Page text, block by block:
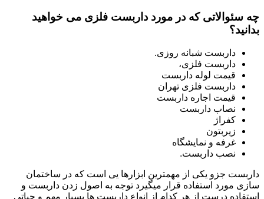
چه سئوالاتی که در مورد داربست فلزی می خواهید
بدانید؟
داربست شبانه روزی.
داربست فلزی،
قیمت لوله داربست
داربست فلزی تهران
قیمت اجاره داربست
نصاب داربست
کفراژ
زیربتون
غرفه و نمایشگاه
نصب داربست.
داربست جزو یکی از مهمترین ابزارها یی است که در ساختمان
سازی مورد استفاده قرار میگیرد توجه به اصول زدن داربست و
استفاده درست از هر کدام از انواع داربست ها بسیار مهم و حیاتی